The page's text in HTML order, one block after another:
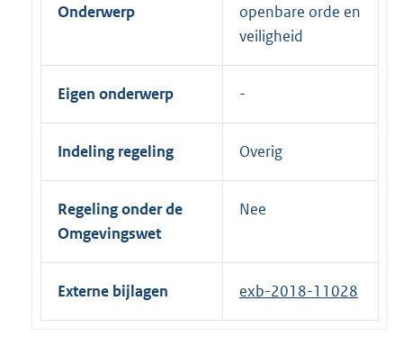
Onderwerp
openbare orde en
veiligheid
Eigen onderwerp
Indeling regeling Overig
Regeling onder de
Omgevingswet
Nee
Externe bijlagen exb-2018-11028